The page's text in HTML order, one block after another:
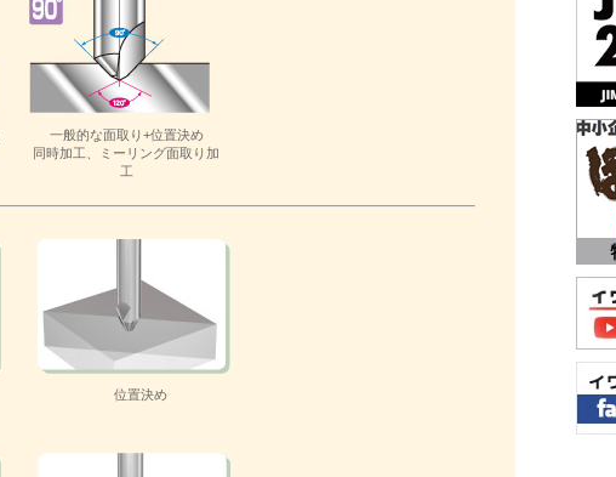
一般的な面取り+位置決め
同時加工、ミーリング面取り加
工
位置決め